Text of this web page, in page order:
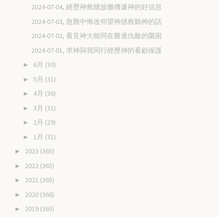
2024-07-04, 經歷神救贖放膽傳遞神的好信息
2024-07-03, 急難中悔改仰望神拯救聽神的話
2024-07-02, 看見神大能同在勝過仇敵的圍困
2024-07-01, 求神與我同行經歷神的看顧保護
► 6月 (30)
► 5月 (31)
► 4月 (30)
► 3月 (31)
► 2月 (29)
► 1月 (31)
► 2023 (365)
► 2022 (365)
► 2021 (365)
► 2020 (366)
► 2019 (365)